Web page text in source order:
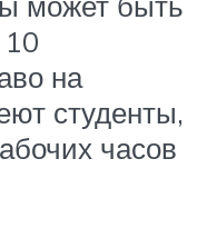
на
студенты,
часов